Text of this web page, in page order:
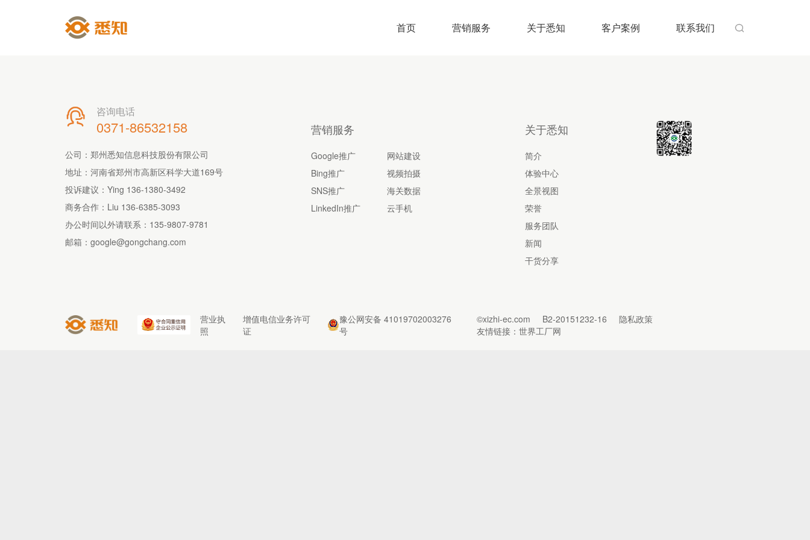
首页 营销服务 关于悉知 客户案例 联系我们 
 咨询电话
0371-86532158
公司：郑州悉知信息科技股份有限公司
地址：河南省郑州市高新区科学大道169号
投诉建议：Ying 136-1380-3492
商务合作：Liu 136-6385-3093
办公时间以外请联系： 135-9807-9781
邮箱： google@gongchang.com
营销服务
Google推广
Bing推广
SNS推广
LinkedIn推广
网站建设
视频拍摄
海关数据
云手机
关于悉知
简介
体验中心
全景视图
荣誉
服务团队
新闻
干货分享
营业执
照
增值电信业务许可
证
豫公网安备 41019702003276
号
©xizhi-ec.com B2-20151232-16
隐私政策
友情链接： 世界工厂网